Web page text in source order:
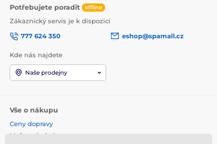
Potřebujete poradit offline
Zákaznický servis je k dispozici
777 624 350
eshop@spamall.cz
Kde nás najdete
Naše prodejny
Vše o nákupu
Ceny dopravy
Možnosti platby